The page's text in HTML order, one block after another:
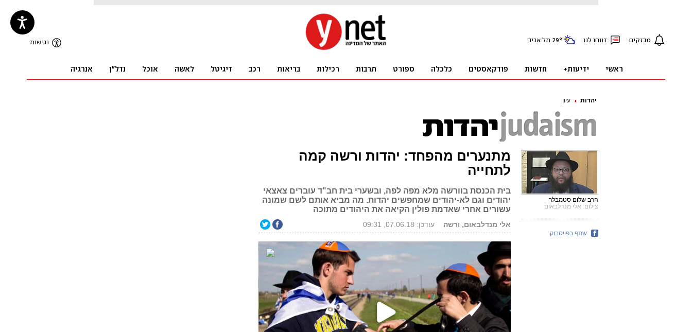
יהדות עיון
מתנערים מהפחד: יהדות ורשה קמה
לתחייה
בית הכנסת בוורשה מלא מפה לפה, ובשערי בית חב"ד עוברים צאצאי
יהודים וגם לא-יהודים שמחפשים יהדות. מה מביא אותם לשם שמונה
עשורים אחרי שאדמת פולין הקיאה את היהודים מתוכה
אלי מנדלבאום, ורשה עודכן: 07.06.18, 09:31
הרב שלום סטמבלר
צילום: אלי מנדלבאום
שתף בפייסבוק